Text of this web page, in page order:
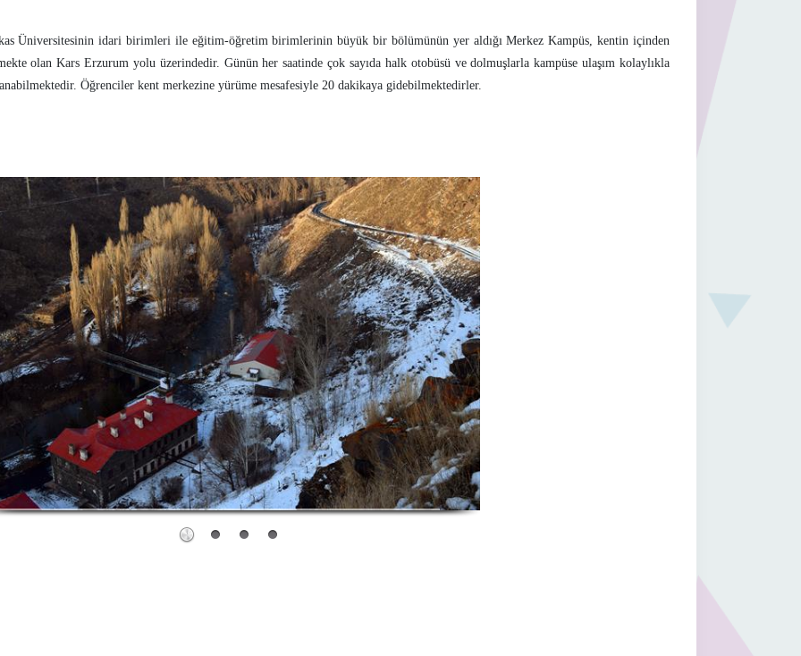
Üniversitesinin idari birimleri ile eğitim-öğretim birimlerinin büyük bir bölümünün yer aldığı Merkez Kampüs, kentin içinden
olan Kars Erzurum yolu üzerindedir. Günün her saatinde çok sayıda halk otobüsü ve dolmuşlarla kampüse ulaşım kolaylıkla
Öğrenciler kent merkezine yürüme mesafesiyle 20 dakikaya gidebilmektedirler.